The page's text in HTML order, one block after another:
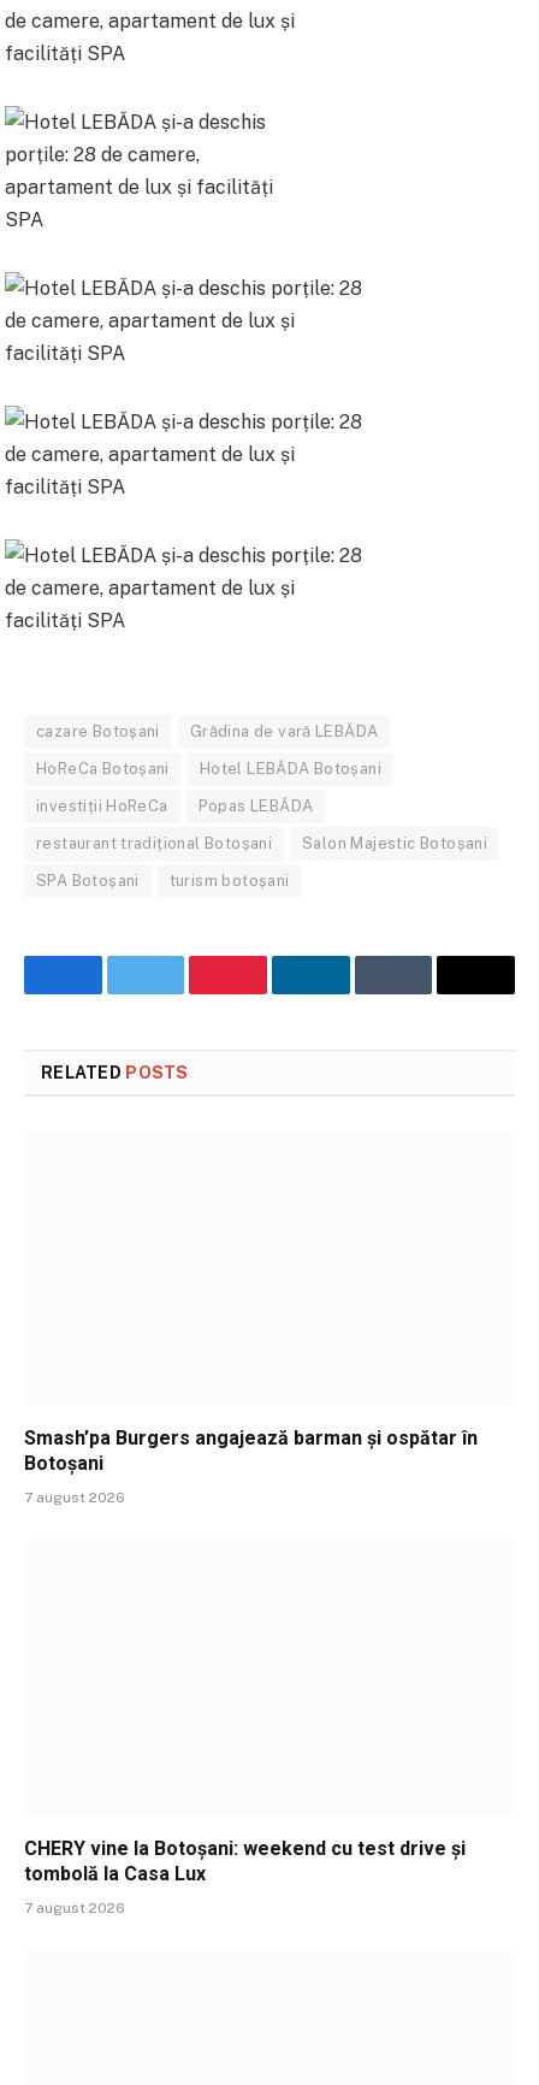
cazare Botoșani Grădina de vară LEBĂDA
HoReCa Botoșani Hotel LEBĂDA Botoșani
investiții HoReCa Popas LEBĂDA
restaurant tradițional Botoșani Salon Majestic Botoșani
SPA Botoșani turism botoșani
FacebookTwitter PinterestLinkedInTumblr Email
RELATED POSTS
Smash’pa Burgers angajează barman și ospătar în
Botoșani
7 august 2026
CHERY vine la Botoșani: weekend cu test drive și
tombolă la Casa Lux
7 august 2026